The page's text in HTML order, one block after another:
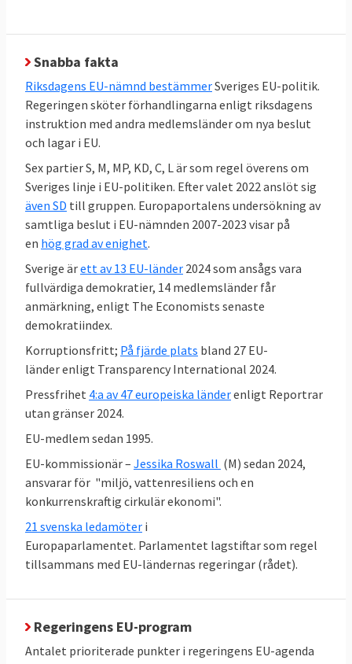
En stor kartläggning av Europaportalen
enighet i EU-frågor hos en majoritet
avriksdagspartierna i Sverige. Under
regeringen Kristerssons första år var sex
partier S, M,C,KD,MP och L helt överens i 72
procent av samtliga 286 EU-frågor, stora
som små. För första gången var
Sverigedemokraterna det partiet utanför
regeringensom minst gick emot
EU-politik, vilket är en tydlig förändring mot
SD:s tidigare hållning.
Den höga graden av enighet står i kontrast
till mediabilden som ibland rapporterar om
stora konflikter och oenighet i EU-politiken.
Snabba fakta
Riksdagens EU-nämnd bestämmerSveriges EU-politik.
Regeringen sköter förhandlingarna enligt riksdagens
instruktion med andra medlemsländer om nya beslut
och lagar i EU.
Sex partier S, M, MP, KD, C, L är som regel överens om
Sveriges linje i EU-politiken. Efter valet 2022 anslöt sig
även SD till gruppen. Europaportalens undersökning av
samtliga beslut i EU-nämnden 2007-2023 visar på
en hög grad av enighet.
Sverige ärett av 13 EU-länder 2024 som ansågs vara
fullvärdiga demokratier, 14 medlemsländer får
anmärkning, enligt The Economists senaste
demokratiindex.
Korruptionsfritt; På fjärde plats bland 27 EU-
länder enligt Transparency International 2024.
Pressfrihet 4:a av 47 europeiska länderenligt Reportrar
utan gränser 2024.
EU-medlem sedan 1995.
EU-kommissionär – Jessika Roswall (M) sedan 2024,
ansvarar för "miljö, vattenresiliens och en
konkurrenskraftig cirkulär ekonomi".
21 svenska ledamöter i
Europaparlamentet. Parlamentet lagstiftar som regel
tillsammans med EU-ländernas regeringar (rådet).
Regeringens EU-program
Antalet prioriterade punkter i regeringens EU-agenda